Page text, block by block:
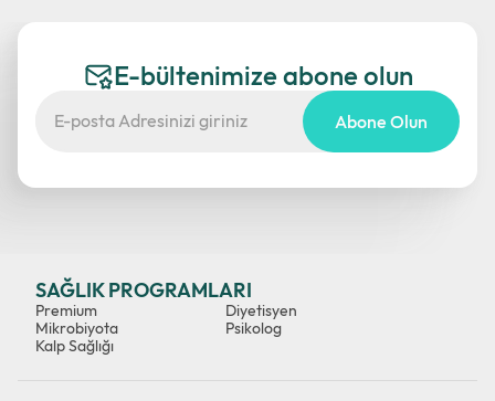
E-bültenimize abone olun
Abone Olun
SAĞLIK PROGRAMLARI
Premium
Mikrobiyota
Kalp Sağlığı
Diyetisyen
Psikolog